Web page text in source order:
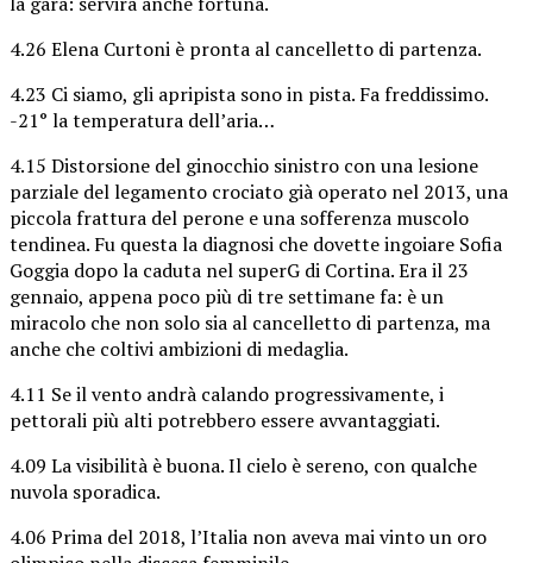
4.26 Elena Curtoni è pronta al cancelletto di partenza.
4.23 Ci siamo, gli apripista sono in pista. Fa freddissimo.
-21° la temperatura dell’aria…
4.15 Distorsione del ginocchio sinistro con una lesione
parziale del legamento crociato già operato nel 2013, una
piccola frattura del perone e una sofferenza muscolo
tendinea. Fu questa la diagnosi che dovette ingoiare Sofia
Goggia dopo la caduta nel superG di Cortina. Era il 23
gennaio, appena poco più di tre settimane fa: è un
miracolo che non solo sia al cancelletto di partenza, ma
anche che coltivi ambizioni di medaglia.
4.11 Se il vento andrà calando progressivamente, i
pettorali più alti potrebbero essere avvantaggiati.
4.09 La visibilità è buona. Il cielo è sereno, con qualche
nuvola sporadica.
4.06 Prima del 2018, l’Italia non aveva mai vinto un oro